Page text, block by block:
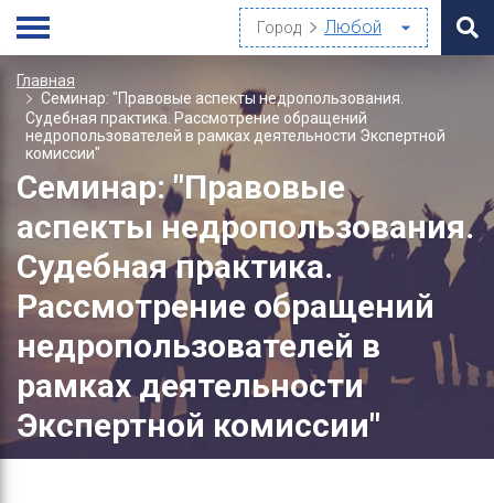
Город
Главная
Семинар: "Правовые аспекты недропользования.
Судебная практика. Рассмотрение обращений
недропользователей в рамках деятельности Экспертной
комиссии"
Семинар: "Правовые
аспекты недропользования.
Судебная практика.
Рассмотрение обращений
недропользователей в
рамках деятельности
Экспертной комиссии"